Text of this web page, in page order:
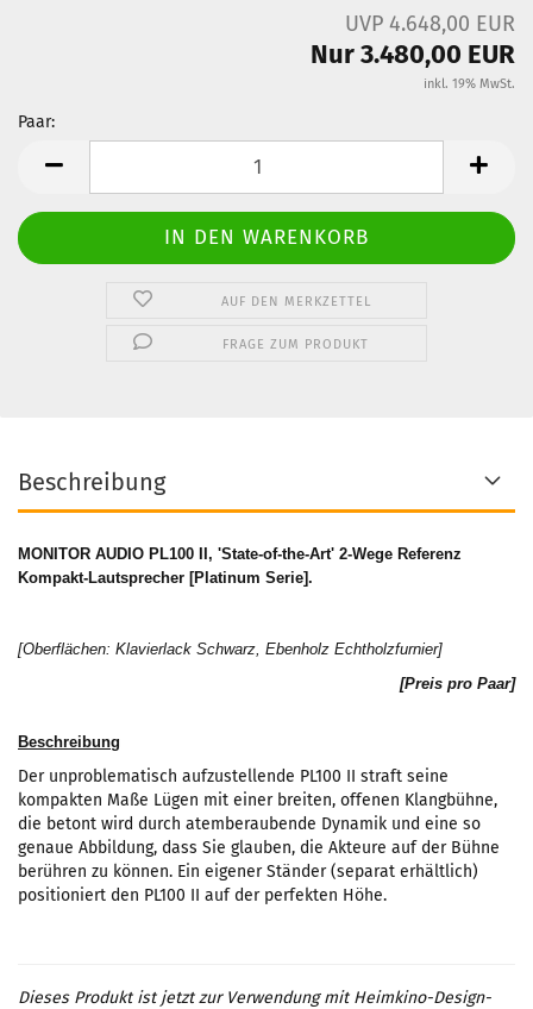
UVP 4.648,00 EUR
Nur 3.480,00 EUR
inkl. 19% MwSt.
Paar:
AUF DEN MERKZETTEL
FRAGE ZUM PRODUKT
Beschreibung
MONITOR AUDIO PL100 II, 'State-of-the-Art' 2-Wege Referenz
Kompakt-Lautsprecher [Platinum Serie].
[Oberflächen: Klavierlack Schwarz, Ebenholz Echtholzfurnier]
[Preis pro Paar]
Beschreibung
Der unproblematisch aufzustellende PL100 II straft seine
kompakten Maße Lügen mit einer breiten, offenen Klangbühne,
die betont wird durch atemberaubende Dynamik und eine so
genaue Abbildung, dass Sie glauben, die Akteure auf der Bühne
berühren zu können. Ein eigener Ständer (separat erhältlich)
positioniert den PL100 II auf der perfekten Höhe.
Dieses Produkt ist jetzt zur Verwendung mit Heimkino-Design-